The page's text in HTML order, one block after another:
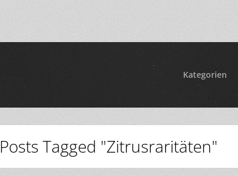
Kategorien
Posts Tagged "Zitrusraritäten"